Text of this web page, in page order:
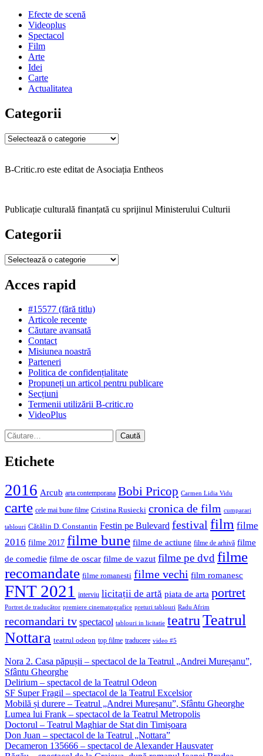
Efecte de scenă
Videoplus
Spectacol
Film
Arte
Idei
Carte
Actualitatea
Categorii
Categorii
B-Critic.ro este editat de Asociația Entheos
Publicație culturală finanțată cu sprijinul Ministerului Culturii
Categorii
Categorii
Acces rapid
#15577 (fără titlu)
Articole recente
Căutare avansată
Contact
Misiunea noastră
Parteneri
Politica de confidențialitate
Propuneți un articol pentru publicare
Secțiuni
Termenii utilizării B-critic.ro
VideoPlus
Caută
după:
Etichete
2016 Arcub arta contemporana Bobi Pricop Carmen Lidia Vidu
carte cele mai bune filme Cristina Rusiecki cronica de film cumparari
tablouri Cătălin D. Constantin Festin pe Bulevard festival film filme
2016 filme 2017 filme bune filme de actiune filme de arhivă filme
de comedie filme de oscar filme de vazut filme pe dvdfilme
recomandate filme romanesti filme vechi film romanesc
FNT 2021 interviu licitații de artă piata de arta portret
Portret de traducător premiere cinematografice preturi tablouri Radu Afrim
recomandari tv spectacol tablouri in licitatie teatruTeatrul
Nottara teatrul odeon top filme traducere video #5
Nora 2. Casa păpușii – spectacol de la Teatrul „Andrei Mureșanu”,
Sfântu Gheorghe
Delirium – spectacol de la Teatrul Odeon
SF Super Fragil – spectacol de la Teatrul Excelsior
Mobilă și durere – Teatrul „Andrei Mureșanu”, Sfântu Gheorghe
Lumea lui Frank – spectacol de la Teatrul Metropolis
Doctorul – Teatrul Maghiar de Stat din Timișoara
Don Juan – spectacol de la Teatrul „Nottara”
Decameron 135666 – spectacol de Alexander Hausvater